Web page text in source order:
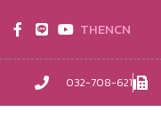
032-708-621
THENCN